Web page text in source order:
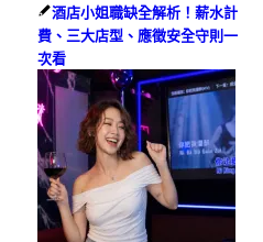
酒店小姐職缺全解析！薪水計
費、三大店型、應徵安全守則一
次看